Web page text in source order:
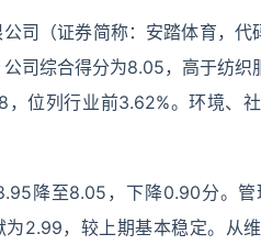
司（证券简称：安踏体育，
司综合得分为8.05，高于纺
位列行业前3.62%。环境、
降至8.05，下降0.90分。
2.99，较上期基本稳定。从